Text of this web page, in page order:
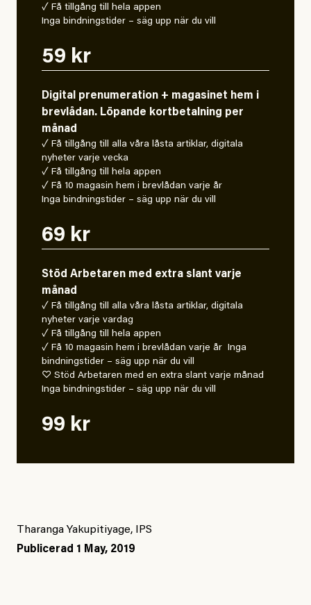
✓ Få tillgång till hela appen
Inga bindningstider – säg upp när du vill
59 kr
Digital prenumeration + magasinet hem i
brevlådan. Löpande kortbetalning per
månad
✓ Få tillgång till alla våra låsta artiklar, digitala
nyheter varje vecka
✓ Få tillgång till hela appen
✓ Få 10 magasin hem i brevlådan varje år
Inga bindningstider – säg upp när du vill
69 kr
Stöd Arbetaren med extra slant varje
månad
✓ Få tillgång till alla våra låsta artiklar, digitala
nyheter varje vardag
✓ Få tillgång till hela appen
✓ Få 10 magasin hem i brevlådan varje år Inga
bindningstider – säg upp när du vill
♡ Stöd Arbetaren med en extra slant varje månad
Inga bindningstider – säg upp när du vill
99 kr
Tharanga Yakupitiyage, IPS
Publicerad 1 May, 2019